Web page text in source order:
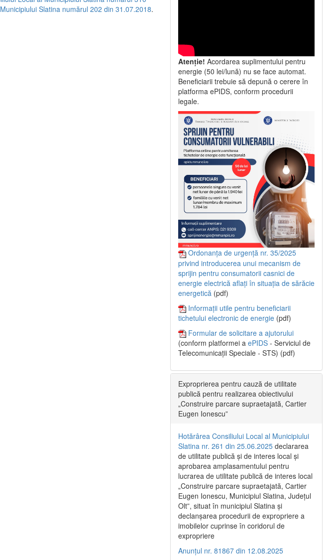
Slatina numărul 202 din 31.07.2018.
Atenție! Acordarea suplimentului pentru
energie (50 lei/lună) nu se face automat.
Beneficiarii trebuie să depună o cerere în
platforma ePIDS, conform procedurii
legale.
Ordonanța de urgență nr. 35/2025
privind introducerea unui mecanism de
sprijin pentru consumatorii casnici de
energie electrică aflați în situația de sărăcie
energetică (pdf)
Informații utile pentru beneficiarii
tichetului electronic de energie (pdf)
Formular de solicitare a ajutorului
(conform platformei a ePIDS - Serviciul de
Telecomunicații Speciale - STS) (pdf)
Exproprierea pentru cauză de utilitate
publică pentru realizarea obiectivului
„Construire parcare supraetajată, Cartier
Eugen Ionescu”
Hotărârea Consiliului Local al Municipiului
Slatina nr. 261 din 25.06.2025 declararea
de utilitate publică și de interes local și
aprobarea amplasamentului pentru
lucrarea de utilitate publică de interes local
„Construire parcare supraetajată, Cartier
Eugen Ionescu, Municipiul Slatina, Județul
Olt”, situat în municipiul Slatina și
declanșarea procedurii de expropriere a
imobilelor cuprinse în coridorul de
expropriere
Anunțul nr. 81867 din 12.08.2025